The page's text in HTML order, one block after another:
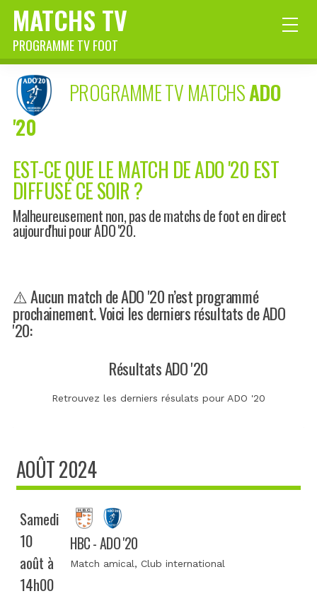
MATCHS TV
PROGRAMME TV FOOT
PROGRAMME TV MATCHSADO
'20
EST-CE QUE LE MATCH DE ADO '20 EST
DIFFUSÉ CE SOIR ?
Malheureusement non, pas de matchs de foot en direct
aujourd'hui pour ADO '20.
⚠️ Aucun match de ADO '20 n’est programmé
prochainement. Voici les derniers résultats de ADO
'20:
Résultats ADO '20
Retrouvez les derniers résulats pour ADO '20
AOÛT 2024
Samedi
10
août à
14h00
HBC - ADO '20
Match amical, Club international